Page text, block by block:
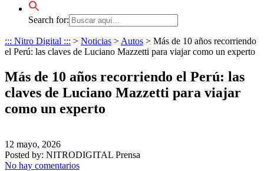
Search for:
::: Nitro Digital ::: > Noticias > Autos > Más de 10 años recorriendo
el Perú: las claves de Luciano Mazzetti para viajar como un experto
Más de 10 años recorriendo el Perú: las
claves de Luciano Mazzetti para viajar
como un experto
12 mayo, 2026
Posted by: NITRODIGITAL Prensa
No hay comentarios